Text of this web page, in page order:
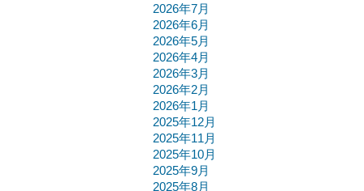
2026年7月
2026年6月
2026年5月
2026年4月
2026年3月
2026年2月
2026年1月
2025年12月
2025年11月
2025年10月
2025年9月
2025年8月